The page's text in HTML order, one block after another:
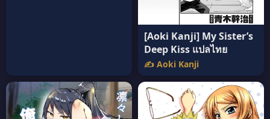
[Aoki Kanji] My Sister’s
Deep Kiss แปลไทย
✍️ Aoki Kanji